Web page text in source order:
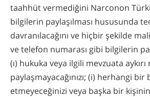
taahhüt vermediğini Narconon
bilgilerin paylaşılması hususunda
davranılacağını ve hiçbir şekilde
ve telefon numarası gibi bilgilerin
(ı) hukuka veya ilgili mevzuata
paylaşmayacağınızı; (i) herhangi bir
etmeyeceğinizi veya başka bir